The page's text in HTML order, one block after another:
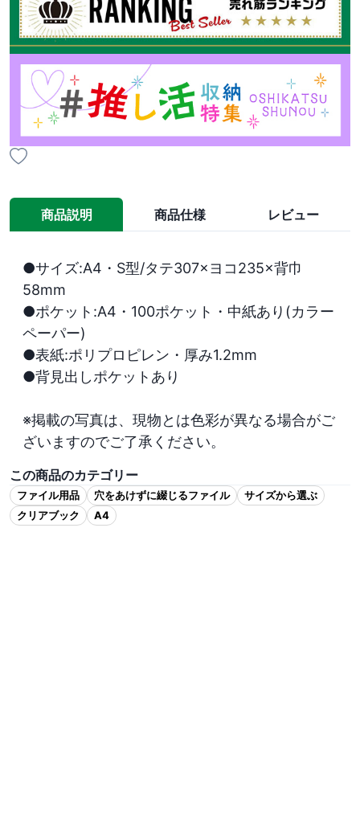
商品説明 商品仕様 レビュー
●サイズ:A4・S型/タテ307×ヨコ235×背巾
58mm
●ポケット:A4・100ポケット・中紙あり(カラー
ペーパー)
●表紙:ポリプロピレン・厚み1.2mm
●背見出しポケットあり
※掲載の写真は、現物とは色彩が異なる場合がご
ざいますのでご了承ください。
この商品のカテゴリー
ファイル用品 穴をあけずに綴じるファイル
サイズから選ぶ
クリアブック
A4